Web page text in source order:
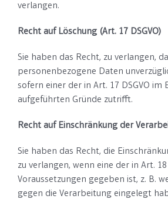
verlangen.
Recht auf Löschung (Art. 17 DSGVO)
Sie haben das Recht, zu verlangen,
personenbezogene Daten
sofern einer der in Art. 17 DSGVO im
aufgeführten Gründe zutrifft.
Recht auf Einschränkung der
Sie haben das Recht, die
zu verlangen, wenn eine der in Art.
Voraussetzungen gegeben ist, z. B.
gegen die Verarbeitung eingelegt